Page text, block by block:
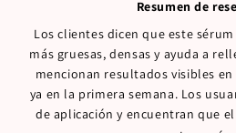
Resumen de
Los clientes dicen que este
más gruesas, densas y ayuda a
mencionan resultados visibles en
ya en la primera semana. Los
de aplicación y encuentran que